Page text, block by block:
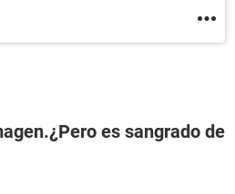
es sangrado de